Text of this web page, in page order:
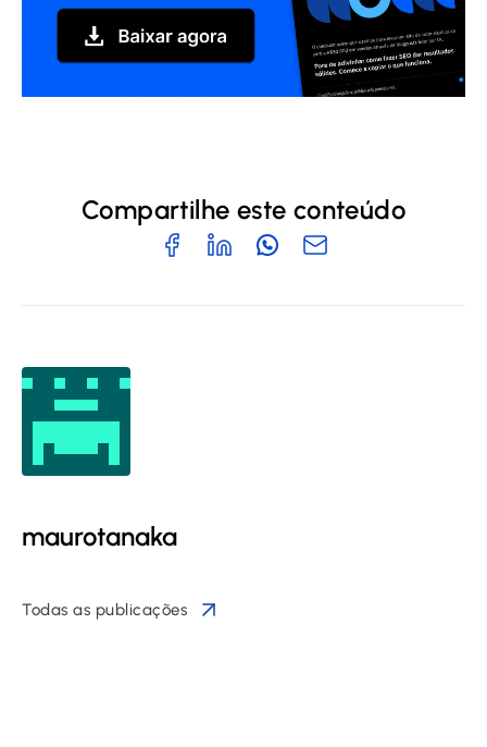
Compartilhe este conteúdo
maurotanaka
Todas as publicações